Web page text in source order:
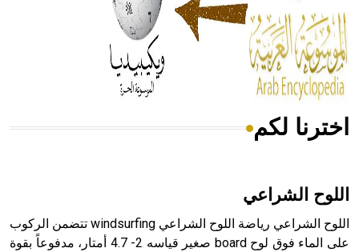
- هل تعلم أن المرجان إفراز حيواني يتكون في البحر ويتركب
من مادة كربونات الكلسيوم، وهو أحمر أو شديد الحمرة وهو
أجود أنواعه، ويمتاز بكبر الحجم ويسمى الش
هل تعلم أن الأبسيد كلمة فرنسية اللفظ تم اعتمادها مصطلحاً
اخترنا لكم
اللوح الشراعي
اللوح الشراعي رياضة اللوح الشراعي windsurfing تتضمن الركوب
على الماء فوق لوح board صغير قياسه 2- 4.7 أمتار، مدفوعاً بقوة